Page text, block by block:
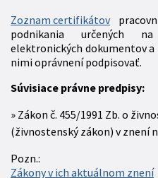
Zoznam certifikátov
podnikania určených na
elektronických dokumentov
nimi oprávnení podpisovať.
Súvisiace právne predpisy:
Zákon č. 455/1991 Zb. o
(živnostenský zákon) v znení
Pozn.:
Zákony v ich aktuálnom znení